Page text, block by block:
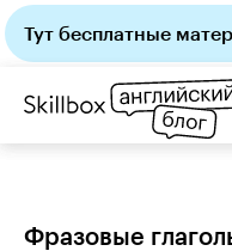
Тут бесплатные
Фразовые